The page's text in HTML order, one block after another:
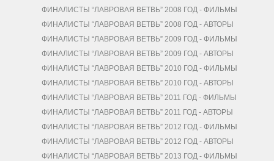
ФИНАЛИСТЫ “ЛАВРОВАЯ ВЕТВЬ” 2008 ГОД - ФИЛЬМЫ
ФИНАЛИСТЫ “ЛАВРОВАЯ ВЕТВЬ” 2008 ГОД - АВТОРЫ
ФИНАЛИСТЫ “ЛАВРОВАЯ ВЕТВЬ” 2009 ГОД - ФИЛЬМЫ
ФИНАЛИСТЫ “ЛАВРОВАЯ ВЕТВЬ” 2009 ГОД - АВТОРЫ
ФИНАЛИСТЫ “ЛАВРОВАЯ ВЕТВЬ” 2010 ГОД - ФИЛЬМЫ
ФИНАЛИСТЫ “ЛАВРОВАЯ ВЕТВЬ” 2010 ГОД - АВТОРЫ
ФИНАЛИСТЫ “ЛАВРОВАЯ ВЕТВЬ” 2011 ГОД - ФИЛЬМЫ
ФИНАЛИСТЫ “ЛАВРОВАЯ ВЕТВЬ” 2011 ГОД - АВТОРЫ
ФИНАЛИСТЫ “ЛАВРОВАЯ ВЕТВЬ” 2012 ГОД - ФИЛЬМЫ
ФИНАЛИСТЫ “ЛАВРОВАЯ ВЕТВЬ” 2012 ГОД - АВТОРЫ
ФИНАЛИСТЫ “ЛАВРОВАЯ ВЕТВЬ” 2013 ГОД - ФИЛЬМЫ